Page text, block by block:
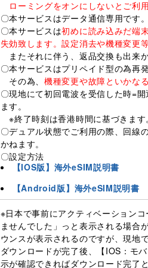
ローミングをオンにしないとご利
〇本サービスはデータ通信専用です
〇本サービスは初めに読み込みだ端
失効致します。設定消去や機種変更
またそれに伴う、返品交換も出来
〇本サービスはプリペイド型の為再
その為、機種変更や故障といかな
〇現地にて初回電波を受信した時=
ます。
※終了時刻は香港時間に基づきます
〇デュアル状態でご利用の際、回線
かねます。
〇設定方法
【IOS版】海外eSIM説明書
【Android版】海外eSIM説明書
※日本で事前にアクティベーション
ませんでした」っと表示される場合
ウンスが表示されるのですが、現地
ダウンロードが完了後、【IOS：モ
示が確認できればダウンロード完了と